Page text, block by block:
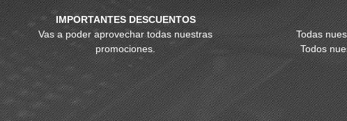
IMPORTANTES DESCUENTOS
Vas a poder aprovechar todas nuestras
promociones.
Todas
Todos